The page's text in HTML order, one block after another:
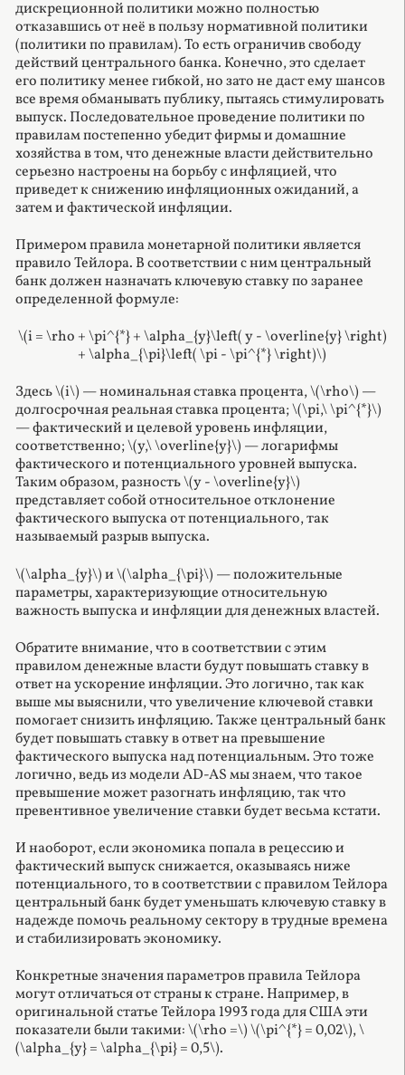
дискреционной политики можно полностью
отказавшись от неё в пользу нормативной политики
(политики по правилам). То есть ограничив свободу
действий центрального банка. Конечно, это сделает
его политику менее гибкой, но зато не даст ему шансов
все время обманывать публику, пытаясь стимулировать
выпуск. Последовательное проведение политики по
правилам постепенно убедит фирмы и домашние
хозяйства в том, что денежные власти действительно
серьезно настроены на борьбу с инфляцией, что
приведет к снижению инфляционных ожиданий, а
затем и фактической инфляции.
Примером правила монетарной политики является
правило Тейлора. В соответствии с ним центральный
банк должен назначать ключевую ставку по заранее
определенной формуле:
\(i = \rho + \pi^{*} + \alpha_{y}\left( y - \overline{y} \right)
+ \alpha_{\pi}\left( \pi - \pi^{*} \right)\)
Здесь\(i\) — номинальная ставка процента,\(\rho\) —
долгосрочная реальная ставка процента;\(\pi,\ \pi^{*}\)
— фактический и целевой уровень инфляции,
соответственно;\(y,\ \overline{y}\) — логарифмы
фактического и потенциального уровней выпуска.
Таким образом, разность\(y - \overline{y}\)
представляет собой относительное отклонение
фактического выпуска от потенциального, так
называемый разрыв выпуска.
\(\alpha_{y}\)и\(\alpha_{\pi}\) — положительные
параметры, характеризующие относительную
важность выпуска и инфляции для денежных властей.
Обратите внимание, что в соответствии с этим
правилом денежные власти будут повышать ставку в
ответ на ускорение инфляции. Это логично, так как
выше мы выяснили, что увеличение ключевой ставки
помогает снизить инфляцию. Также центральный банк
будет повышать ставку в ответ на превышение
фактического выпуска над потенциальным. Это тоже
логично, ведь из модели AD-AS мы знаем, что такое
превышение может разогнать инфляцию, так что
превентивное увеличение ставки будет весьма кстати.
И наоборот, если экономика попала в рецессию и
фактический выпуск снижается, оказываясь ниже
потенциального, то в соответствии с правилом Тейлора
центральный банк будет уменьшать ключевую ставку в
надежде помочь реальному сектору в трудные времена
и стабилизировать экономику.
Конкретные значения параметров правила Тейлора
могут отличаться от страны к стране. Например, в
оригинальной статье Тейлора 1993 года для США эти
показатели были такими:\(\rho =\)\(\pi^{*} = 0,02\),\
(\alpha_{y} = \alpha_{\pi} = 0,5\).